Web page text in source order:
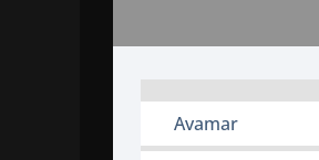
Avamar